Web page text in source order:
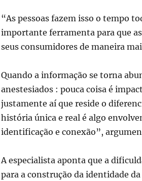
“As pessoas fazem isso o tempo
importante ferramenta para que
seus consumidores de maneira
Quando a informação se torna
anestesiados : pouca coisa é
justamente aí que reside o
história única e real é algo
identificação e conexão”,
A especialista aponta que a
para a construção da identidade